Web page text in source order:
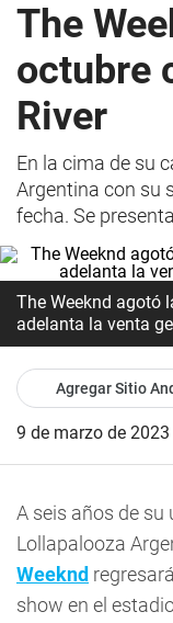
The
octubre
River
En la cima de su
Argentina con su
fecha. Se
The Weeknd agotó
adelanta la venta
Agregar Sitio
9 de marzo de
A seis años de
Lollapalooza
Weeknd
show en el